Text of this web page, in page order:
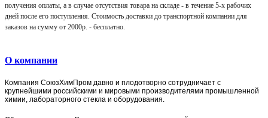
получения оплаты, а в случае отсутствия товара на складе - в течение 5-х рабочих
дней после его поступления. Стоимость доставки до транспортной компании для
заказов на сумму от 2000р. - бесплатно
О компании
Компания СоюзХимПром давно и плодотворно сотрудничает с
крупнейшими российскими и мировыми производителями промышленной
химии, лабораторного стекла и оборудования.